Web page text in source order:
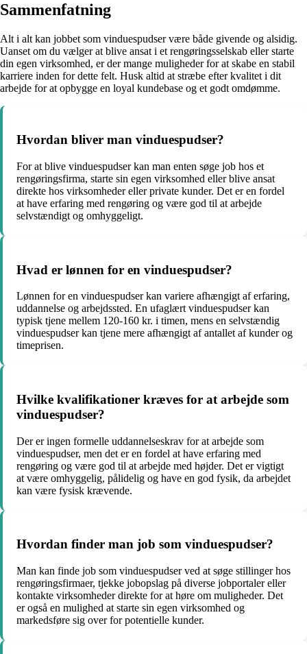
Sammenfatning
Alt i alt kan jobbet som vinduespudser være både givende og alsidig.
Uanset om du vælger at blive ansat i et rengøringsselskab eller starte
din egen virksomhed, er der mange muligheder for at skabe en stabil
karriere inden for dette felt. Husk altid at stræbe efter kvalitet i dit
arbejde for at opbygge en loyal kundebase og et godt omdømme.
Hvordan bliver man vinduespudser?
For at blive vinduespudser kan man enten søge job hos et
rengøringsfirma, starte sin egen virksomhed eller blive ansat
direkte hos virksomheder eller private kunder. Det er en fordel
at have erfaring med rengøring og være god til at arbejde
selvstændigt og omhyggeligt.
Hvad er lønnen for en vinduespudser?
Lønnen for en vinduespudser kan variere afhængigt af erfaring,
uddannelse og arbejdssted. En ufaglært vinduespudser kan
typisk tjene mellem 120-160 kr. i timen, mens en selvstændig
vinduespudser kan tjene mere afhængigt af antallet af kunder og
timeprisen.
Hvilke kvalifikationer kræves for at arbejde som
vinduespudser?
Der er ingen formelle uddannelseskrav for at arbejde som
vinduespudser, men det er en fordel at have erfaring med
rengøring og være god til at arbejde med højder. Det er vigtigt
at være omhyggelig, pålidelig og have en god fysik, da arbejdet
kan være fysisk krævende.
Hvordan finder man job som vinduespudser?
Man kan finde job som vinduespudser ved at søge stillinger hos
rengøringsfirmaer, tjekke jobopslag på diverse jobportaler eller
kontakte virksomheder direkte for at høre om muligheder. Det
er også en mulighed at starte sin egen virksomhed og
markedsføre sig over for potentielle kunder.